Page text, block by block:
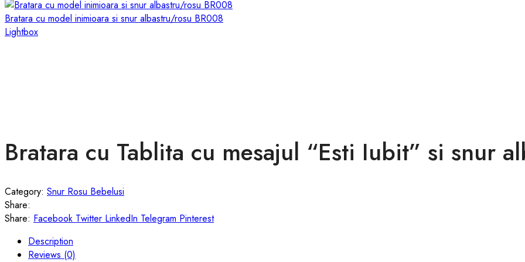
Bratara cu model inimioara si snur albastru/rosu BR008
Lightbox
Bratara cu Tablita cu mesajul “Esti Iubit” si snur
Category: Snur Rosu Bebelusi
Share:
Share: Facebook Twitter LinkedIn Telegram Pinterest
Description
Reviews (0)